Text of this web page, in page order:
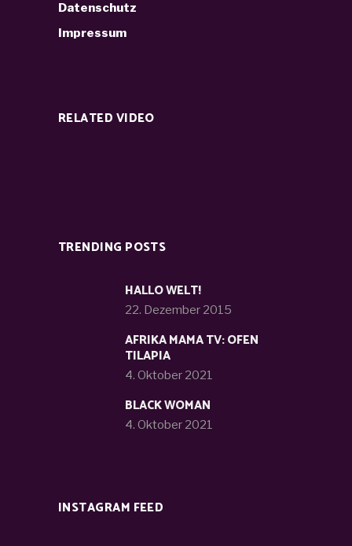
Datenschutz
Impressum
RELATED VIDEO
TRENDING POSTS
HALLO WELT!
22. Dezember 2015
AFRIKA MAMA TV: OFEN
TILAPIA
4. Oktober 2021
BLACK WOMAN
4. Oktober 2021
INSTAGRAM FEED